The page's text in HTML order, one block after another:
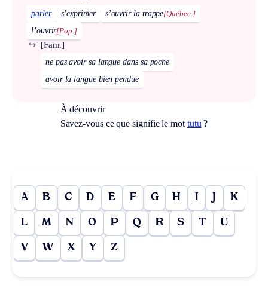
parler s’exprimer s’ouvrir la trappe[Québec.]
l’ouvrir[Pop.]
[Fam.]
↪
ne pas avoir sa langue dans sa poche
avoir la langue bien pendue
À découvrir
Savez-vous ce que signifie le mottutu?
A B C D E F G H I J K
L M N O P Q R S T U
V W X Y Z